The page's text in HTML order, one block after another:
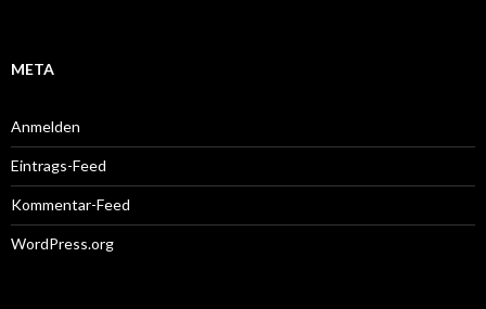
META
Anmelden
Eintrags-Feed
Kommentar-Feed
WordPress.org